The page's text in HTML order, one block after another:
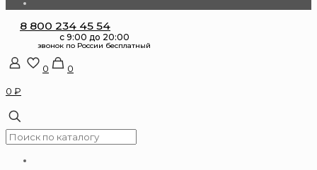
8 800 234 45 54
0
0
0 ₽